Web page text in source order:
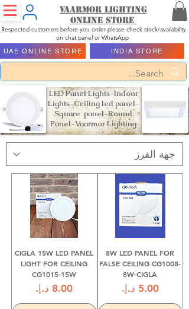
Vaarmor Lighting
ONLINE STORE
Respected customers before you order please check stock/availability
on chat panel or WhatsApp
UAE ONLINE STORE INDIA STORE
LED Panel Lights-Indoor
Lights-Ceiling led panel-
Square panel-Round
Panel-Vaarmor Lighting
8W LED PANEL FOR
FALSE CEILING CG1008-
8W-CIGLA
السعر‏5.00 د.إ.‏
CIGLA 15W LED PANEL
LIGHT FOR CEILING
CG1015-15W
السعر